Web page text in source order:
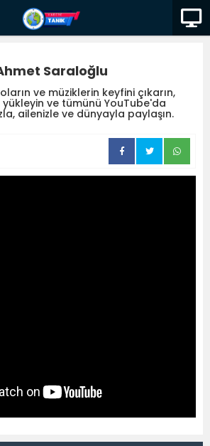
Saraloğlu
ve müziklerin keyfini çıkarın,
ve tümünü YouTube'da
ailenizle ve dünyayla paylaşın.